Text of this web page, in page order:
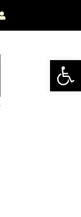
פתח סרגל נגישות